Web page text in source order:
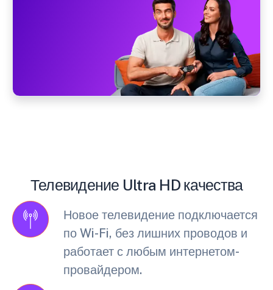
Телевидение Ultra HD качества
Новое телевидение подключается
по Wi-Fi, без лишних проводов и
работает с любым интернетом-
провайдером.